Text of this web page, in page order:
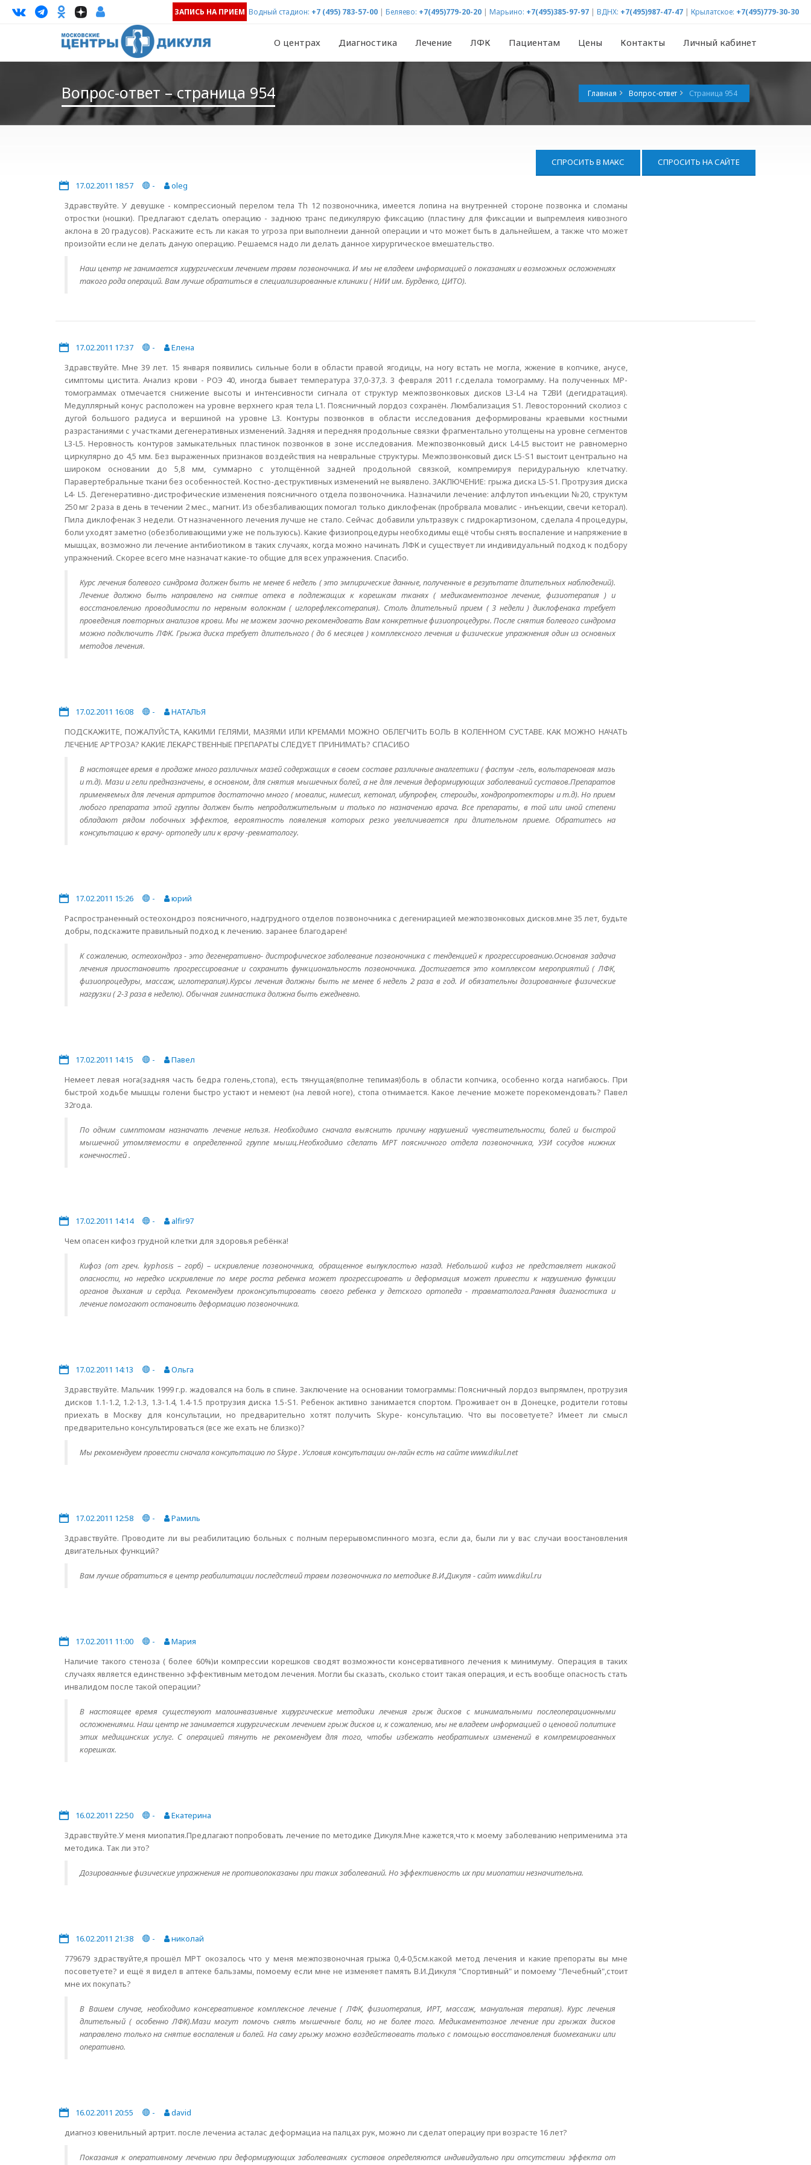
ЗАПИСЬ НА ПРИЕМ Водный стадион: +7 (495) 783-57-00 | Беляево: +7(495)779-20-20 | Марьино: +7(495)385-97-97 | ВДНХ: +7(495)987-47-47 | Крылатское: +7(495)779-30-30
О центрах Диагностика Лечение ЛФК Пациентам Цены Контакты Личный кабинет
Вопрос-ответ – страница 954 Главная Вопрос-ответ Страница 954
СПРОСИТЬ В МАКС СПРОСИТЬ НА САЙТЕ
17.02.2011 18:57 -
oleg
Здравствуйте. У девушке - компрессионый перелом тела Th 12 позвоночника, имеется лопина на внутренней стороне позвонка и сломаны
отростки (ношки). Предлагают сделать операцию - заднюю транс педикулярую фиксацию (пластину для фиксации и выпремлеия кивозного
аклона в 20 градусов). Раскажите есть ли какая то угроза при выполнеии данной операции и что может быть в дальнейшем, а также что может
произойти если не делать даную операцию. Решаемся надо ли делать данное хирургическое вмешательство.
Наш центр не занимается хирургическим лечением травм позвоночника. И мы не владеем информацией о показаниях и возможных осложнениях
такого рода операций. Вам лучше обратиться в специализированные клиники ( НИИ им. Бурденко, ЦИТО).
17.02.2011 17:37 -
Елена
Здравствуйте. Мне 39 лет. 15 января появились сильные боли в области правой ягодицы, на ногу встать не могла, жжение в копчике, анусе,
симптомы цистита. Анализ крови - РОЭ 40, иногда бывает температура 37,0-37,3. 3 февраля 2011 г.сделала томограмму. На полученных МР-
томограммах отмечается снижение высоты и интенсивности сигнала от структур межпозвонковых дисков L3-L4 на Т2ВИ (дегидратация).
Медуллярный конус расположен на уровне верхнего края тела L1. Поясничный лордоз сохранён. Люмбализация S1. Левосторонний сколиоз с
дугой большого радиуса и вершиной на уровне L3. Контуры позвонков в области исследования деформированы краевыми костными
разрастаниями с участками дегенеративных изменений. Задняя и передняя продольные связки фрагментально утолщены на уровне сегментов
L3-L5. Неровность контуров замыкательных пластинок позвонков в зоне исследования. Межпозвонковый диск L4-L5 выстоит не равномерно
циркулярно до 4,5 мм. Без выраженных признаков воздействия на невральные структуры. Межпозвонковый диск L5-S1 выстоит центрально на
широком основании до 5,8 мм, суммарно с утолщённой задней продольной связкой, компремируя перидуральную клетчатку.
Паравертебральные ткани без особенностей. Костно-деструктивных изменений не выявлено. ЗАКЛЮЧЕНИЕ: грыжа диска L5-S1. Протрузия диска
L4- L5. Дегенеративно-дистрофические изменения поясничного отдела позвоночника. Назначили лечение: алфлутоп инъекции №20, структум
250 мг 2 раза в день в течении 2 мес., магнит. Из обезбаливающих помогал только диклофенак (пробрвала мовалис - инъекции, свечи кеторал).
Пила диклофенак 3 недели. От назначенного лечения лучше не стало. Сейчас добавили ультразвук с гидрокартизоном, сделала 4 процедуры,
боли уходят заметно (обезболивающими уже не пользуюсь). Какие физиопроцедуры необходимы ещё чтобы снять воспаление и напряжение в
мышцах, возможно ли лечение антибиотиком в таких случаях, когда можно начинать ЛФК и существует ли индивидуальный подход к подбору
упражнений. Скорее всего мне назначат какие-то общие для всех упражнения. Спасибо.
Курс лечения болевого синдрома должен быть не менее 6 недель ( это эмпирические данные, полученные в результате длительных наблюдений).
Лечение должно быть направлено на снятие отека в подлежащих к корешкам тканях ( медикаментозное лечение, физиотерапия ) и
восстановлению проводимости по нервным волокнам ( иглорефлексотерапия). Столь длительный прием ( 3 недели ) диклофенака требует
проведения повторных анализов крови. Мы не можем заочно рекомендовать Вам конкретные физиопроцедуры. После снятия болевого синдрома
можно подключить ЛФК. Грыжа диска требует длительного ( до 6 месяцев ) комплексного лечения и физические упражнения один из основных
методов лечения.
17.02.2011 16:08 -
НАТАЛЬЯ
ПОДСКАЖИТЕ, ПОЖАЛУЙСТА, КАКИМИ ГЕЛЯМИ, МАЗЯМИ ИЛИ КРЕМАМИ МОЖНО ОБЛЕГЧИТЬ БОЛЬ В КОЛЕННОМ СУСТАВЕ. КАК МОЖНО НАЧАТЬ
ЛЕЧЕНИЕ АРТРОЗА? КАКИЕ ЛЕКАРСТВЕННЫЕ ПРЕПАРАТЫ СЛЕДУЕТ ПРИНИМАТЬ? СПАСИБО
В настоящее время в продаже много различных мазей содержащих в своем составе различные аналгетики ( фастум -гель, вольтареновая мазь
и т.д). Мази и гели предназначены, в основном, для снятия мышечных болей, а не для лечения деформирующих заболеваний суставов.Препаратов
применяемых для лечения артритов достаточно много ( мовалис, нимесил, кетонал, ибупрофен, стероиды, хондропротекторы и т.д). Но прием
любого препарата этой группы должен быть непродолжительным и только по назначению врача. Все препараты, в той или иной степени
обладают рядом побочных эффектов, вероятность появления которых резко увеличивается при длительном приеме. Обратитесь на
консультацию к врачу- ортопеду или к врачу -ревматологу.
17.02.2011 15:26 -
юрий
Распространенный остеохондроз поясничного, надгрудного отделов позвоночника с дегенирацией межпозвонковых дисков.мне 35 лет, будьте
добры, подскажите правильный подход к лечению. заранее благодарен!
К сожалению, остеохондроз - это дегенеративно- дистрофическое заболевание позвоночника с тенденцией к прогрессированию.Основная задача
лечения приостановить прогрессирование и сохранить функциональность позвоночника. Достигается это комплексом мероприятий ( ЛФК,
физиопроцедуры, массаж, иглотерапия).Курсы лечения должны быть не менее 6 недель 2 раза в год. И обязательны дозированные физические
нагрузки ( 2-3 раза в неделю). Обычная гимнастика должна быть ежедневно.
17.02.2011 14:15 -
Павел
Немеет левая нога(задняя часть бедра голень,стопа), есть тянущая(вполне тепимая)боль в области копчика, особенно когда нагибаюсь. При
быстрой ходьбе мышцы голени быстро устают и немеют (на левой ноге), стопа отнимается. Какое лечение можете порекомендовать? Павел
32года.
По одним симптомам назначать лечение нельзя. Необходимо сначала выяснить причину нарушений чувствительности, болей и быстрой
мышечной утомляемости в определенной группе мышц.Необходимо сделать МРТ поясничного отдела позвоночника, УЗИ сосудов нижних
конечностей .
17.02.2011 14:14 -
alfir97
Чем опасен кифоз грудной клетки для здоровья ребёнка!
Кифоз (от греч. kyphosis – горб) – искривление позвоночника, обращенное выпуклостью назад. Небольшой кифоз не представляет никакой
опасности, но нередко искривление по мере роста ребенка может прогрессировать и деформация может привести к нарушению функции
органов дыхания и сердца. Рекомендуем проконсультировать своего ребенка у детского ортопеда - травматолога.Ранняя диагностика и
лечение помогают остановить деформацию позвоночника.
17.02.2011 14:13 -
Ольга
Здравствуйте. Мальчик 1999 г.р. жадовался на боль в спине. Заключение на основании томограммы: Поясничный лордоз выпрямлен, протрузия
дисков 1.1-1.2, 1.2-1.3, 1.3-1.4, 1.4-1.5 протрузия диска 1.5-S1. Ребенок активно занимается спортом. Проживает он в Донецке, родители готовы
приехать в Москву для консультации, но предварительно хотят получить Skype- консультацию. Что вы посоветуете? Имеет ли смысл
предварительно консультироваться (все же ехать не близко)?
Мы рекомендуем провести сначала консультацию по Skype . Условия консультации он-лайн есть на сайте www.dikul.net
17.02.2011 12:58 -
Рамиль
Здравствуйте. Проводите ли вы реабилитацию больных с полным перерывомспинного мозга, если да, были ли у вас случаи воостановления
двигательных функций?
Вам лучше обратиться в центр реабилитации последствий травм позвоночника по методике В.И.Дикуля - сайт www.dikul.ru
17.02.2011 11:00 -
Мария
Наличие такого стеноза ( более 60%)и компрессии корешков сводят возможности консервативного лечения к минимуму. Операция в таких
случаях является единственно эффективным методом лечения. Могли бы сказать, сколько стоит такая операция, и есть вообще опасность стать
инвалидом после такой операции?
В настоящее время существуют малоинвазивные хирургические методики лечения грыж дисков с минимальными послеоперационными
осложнениями. Наш центр не занимается хирургическим лечением грыж дисков и, к сожалению, мы не владеем информацией о ценовой политике
этих медицинских услуг. С операцией тянуть не рекомендуем для того, чтобы избежать необратимых изменений в компремированных
корешках.
16.02.2011 22:50 -
Екатерина
Здравствуйте.У меня миопатия.Предлагают попробовать лечение по методике Дикуля.Мне кажется,что к моему заболеванию неприменима эта
методика. Так ли это?
Дозированные физические упражнения не противопоказаны при таких заболеваний. Но эффективность их при миопатии незначительна.
16.02.2011 21:38 -
николай
779679 здраствуйте,я прошёл МРТ окозалось что у меня межпозвоночная грыжа 0,4-0,5см.какой метод лечения и какие препораты вы мне
посоветуете? и ещё я видел в аптеке бальзамы, помоему если мне не изменяет память В.И.Дикуля "Спортивный" и помоему "Лечебный",стоит
мне их покупать?
В Вашем случае, необходимо консервативное комплексное лечение ( ЛФК, физиотерапия, ИРТ, массаж, мануальная терапия). Курс лечения
длительный ( особенно ЛФК).Мази могут помочь снять мышечные боли, но не более того. Медикаментозное лечение при грыжах дисков
направлено только на снятие воспаления и болей. На саму грыжу можно воздействовать только с помощью восстановления биомеханики или
оперативно.
16.02.2011 20:55 -
david
диагноз ювенильный артрит. после лечениа асталас деформациа на палцах рук, можно ли сделат операциу при возрасте 16 лет?
Показания к оперативному лечению при деформирующих заболеваниях суставов определяются индивидуально при отсутствии эффекта от